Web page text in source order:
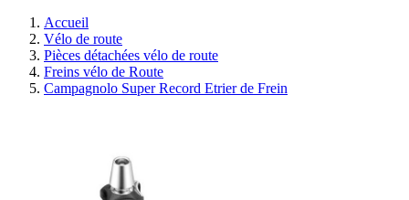
Accueil
Vélo de route
Pièces détachées vélo de route
Freins vélo de Route
Campagnolo Super Record Etrier de Frein